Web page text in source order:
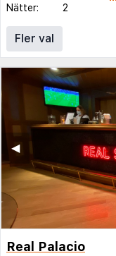
Nätter:
2
Fler val
◀︎
Real Palacio